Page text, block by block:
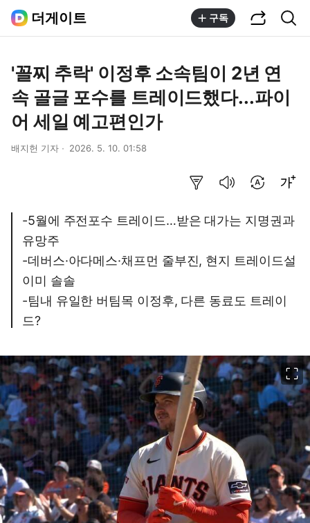
더게이트 구독
'꼴찌 추락' 이정후 소속팀이 2년 연
속 골글 포수를 트레이드했다...파이
어 세일 예고편인가
배지헌 기자 2026. 5. 10. 01:58
-5월에 주전포수 트레이드…받은 대가는 지명권과
유망주
-데버스·아다메스·채프먼 줄부진, 현지 트레이드설
이미 솔솔
-팀내 유일한 버팀목 이정후, 다른 동료도 트레이
드?